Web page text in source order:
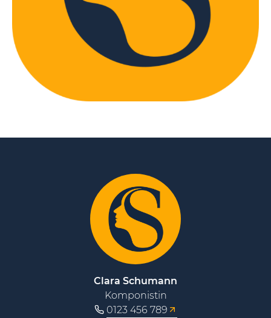
Clara Schumann
Komponistin
0123 456 789